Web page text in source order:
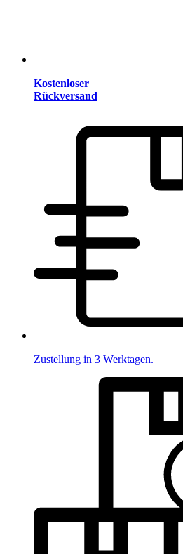
Kostenloser
Rückversand
Zustellung in 3 Werktagen.